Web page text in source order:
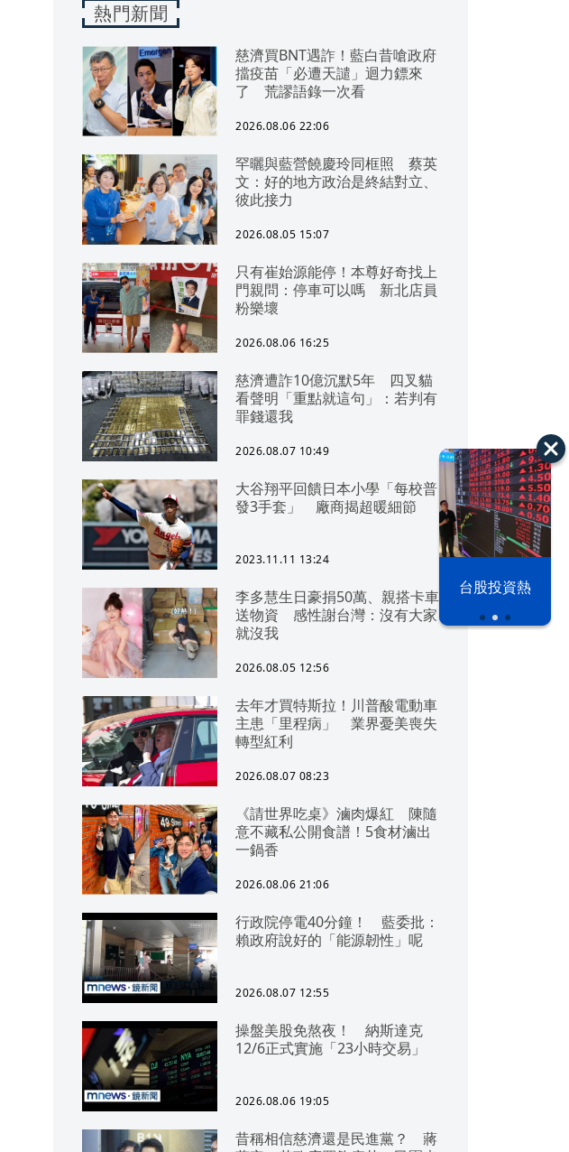
漢光42演習 台股投資熱
熱門新聞
慈濟買BNT遇詐！藍白昔嗆政府
擋疫苗「必遭天譴」迴力鏢來
了 荒謬語錄一次看
2026.08.06 22:06
罕曬與藍營饒慶玲同框照 蔡英
文：好的地方政治是終結對立、
彼此接力
2026.08.05 15:07
只有崔始源能停！本尊好奇找上
門親問：停車可以嗎 新北店員
粉樂壞
2026.08.06 16:25
慈濟遭詐10億沉默5年 四叉貓
看聲明「重點就這句」：若判有
罪錢還我
2026.08.07 10:49
大谷翔平回饋日本小學「每校普
發3手套」 廠商揭超暖細節
2023.11.11 13:24
李多慧生日豪捐50萬、親搭卡車
送物資 感性謝台灣：沒有大家
就沒我
2026.08.05 12:56
去年才買特斯拉！川普酸電動車
主患「里程病」 業界憂美喪失
轉型紅利
2026.08.07 08:23
《請世界吃桌》滷肉爆紅 陳隨
意不藏私公開食譜！5食材滷出
一鍋香
2026.08.06 21:06
行政院停電40分鐘！ 藍委批：
賴政府說好的「能源韌性」呢
2026.08.07 12:55
操盤美股免熬夜！ 納斯達克
12/6正式實施「23小時交易」
2026.08.06 19:05
昔稱相信慈濟還是民進黨？ 蔣